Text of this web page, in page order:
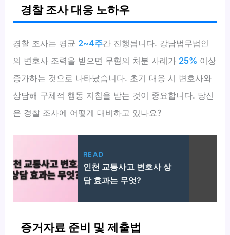
경찰 조사 대응 노하우
경찰 조사는 평균 2~4주간 진행됩니다. 강남법무법인
의 변호사 조력을 받으면 무혐의 처분 사례가 25% 이상
증가하는 것으로 나타났습니다. 초기 대응 시 변호사와
상담해 구체적 행동 지침을 받는 것이 중요합니다. 당신
은 경찰 조사에 어떻게 대비하고 있나요?
READ
인천 교통사고 변호사 상
담 효과는 무엇?
증거자료 준비 및 제출법